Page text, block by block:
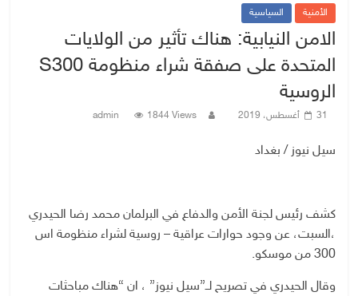
الأمنية السياسية
الامن النيابية: هناك تأثير من الولايات
المتحدة على صفقة شراء منظومة S300
الروسية
31 أغسطس، 2019 admin 1844 Views
سيل نيوز / بغداد
كشف رئيس لجنة الأمن والدفاع في البرلمان محمد رضا الحيدري
،السبت، عن وجود حوارات عراقية – روسية لشراء منظومة اس
300 من موسكو.
وقال الحيدري في تصريح لــ”سيل نيوز” ، ان “هناك مباحثات